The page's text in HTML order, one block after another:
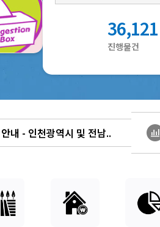
36,121
진행물건
앱 리뉴얼 오픈!
출관련 보이스피싱 주의안..
bar_chart_4_bars